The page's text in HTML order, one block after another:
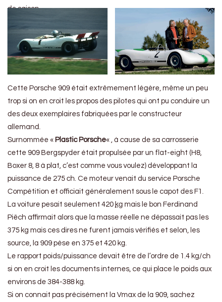
de saison.
Cette Porsche 909 était extrêmement légère, même un peu
trop si on en croit les propos des pilotes qui ont pu conduire un
des deux exemplaires fabriquées par le constructeur
allemand.
Surnommée « Plastic Porsche« , à cause de sa carrosserie
cette 909 Bergspyder était propulsée par un flat-eight (H8,
Boxer 8, 8 à plat, c’est comme vous voulez) développant la
puissance de 275 ch. Ce moteur venait du service Porsche
Compétition et officiait généralement sous le capot des F1.
La voiture pesait seulement 420 kg mais le bon Ferdinand
Piëch affirmait alors que la masse réelle ne dépassait pas les
375 kg mais ces dires ne furent jamais vérifiés et selon, les
source, la 909 pèse en 375 et 420 kg.
Le rapport poids/puissance devait être de l’ordre de 1.4 kg/ch
si on en croit les documents internes, ce qui place le poids aux
environs de 384-388 kg.
Si on connait pas précisément la Vmax de la 909, sachez